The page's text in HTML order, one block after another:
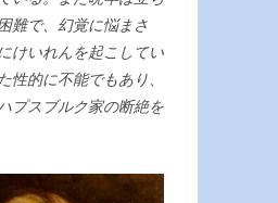
難で、幻覚に悩まさ
けいれんを起こしてい
性的に不能でもあり、
プスブルク家の断絶を